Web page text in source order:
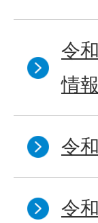
令
情
令
令